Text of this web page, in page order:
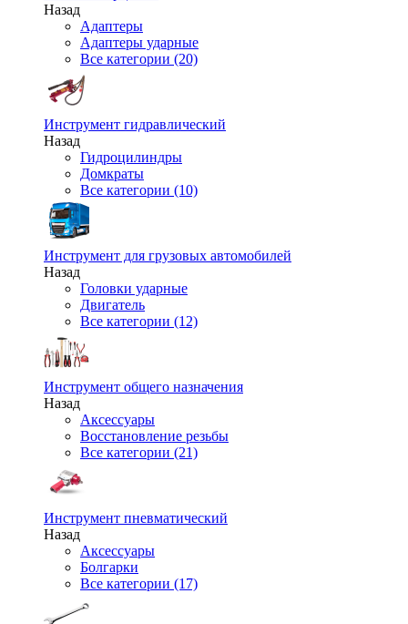
Назад
Адаптеры
Адаптеры ударные
Все категории (20)
Инструмент гидравлический
Назад
Гидроцилиндры
Домкраты
Все категории (10)
Инструмент для грузовых автомобилей
Назад
Головки ударные
Двигатель
Все категории (12)
Инструмент общего назначения
Назад
Аксессуары
Восстановление резьбы
Все категории (21)
Инструмент пневматический
Назад
Аксессуары
Болгарки
Все категории (17)